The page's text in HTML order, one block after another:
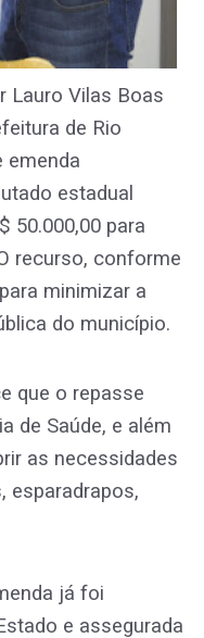
Lauro Vilas Boas
de Rio
emenda
estadual
50.000,00 para
recurso, conforme
minimizar a
do município.
que o repasse
de Saúde, e além
as necessidades
esparadrapos,
já foi
e assegurada